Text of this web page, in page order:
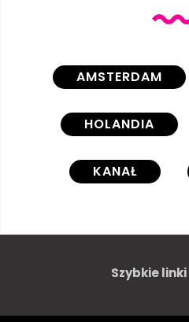
AMSTERDAM
HOLANDIA
KANAŁ
WODA
EUROPA
Szybkie linki